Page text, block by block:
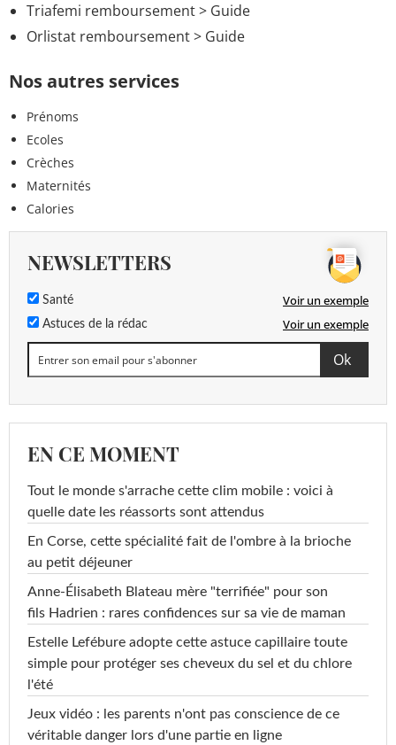
Triafemi remboursement> Guide
Orlistat remboursement> Guide
Nos autres services
Prénoms
Ecoles
Crèches
Maternités
Calories
NEWSLETTERS
Santé Voir un exemple
Astuces de la rédac Voir un exemple
EN CE MOMENT
Tout le monde s'arrache cette clim mobile : voici à
quelle date les réassorts sont attendus
En Corse, cette spécialité fait de l'ombre à la brioche
au petit déjeuner
Anne-Élisabeth Blateau mère "terrifiée" pour son
fils Hadrien : rares confidences sur sa vie de maman
Estelle Lefébure adopte cette astuce capillaire toute
simple pour protéger ses cheveux du sel et du chlore
l'été
Jeux vidéo : les parents n'ont pas conscience de ce
véritable danger lors d'une partie en ligne